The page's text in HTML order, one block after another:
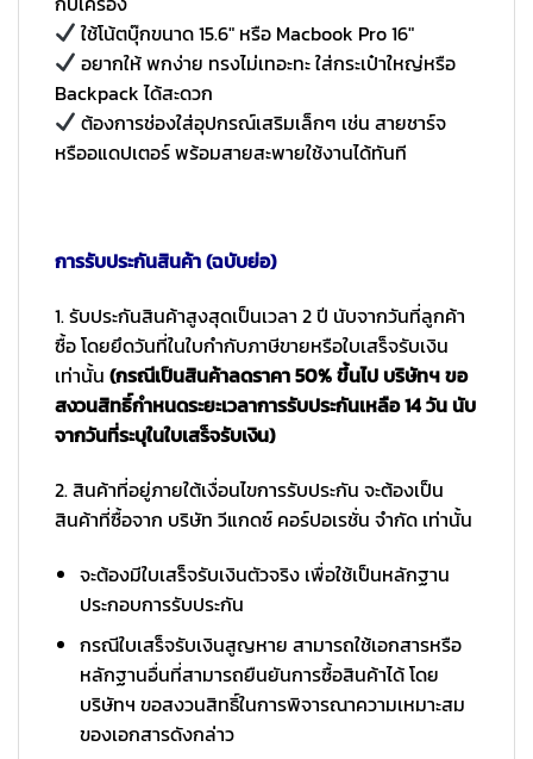
ใช้โน้ตบุ๊กขนาด 15.6″ หรือ Macbook Pro 16″
อยากให้ พกง่าย ทรงไม่เทอะทะ ใส่กระเป๋าใหญ่หรือ
Backpack ได้สะดวก
ต้องการช่องใส่อุปกรณ์เสริมเล็กๆ เช่น สายชาร์จ
หรืออแดปเตอร์ พร้อมสายสะพายใช้งานได้ทันที
การรับประกันสินค้า (ฉบับย่อ)
1. รับประกันสินค้าสูงสุดเป็นเวลา 2 ปี นับจากวันที่ลูกค้า
ซื้อ โดยยึดวันที่ในใบกำกับภาษีขายหรือใบเสร็จรับเงิน
เท่านั้น (กรณีเป็นสินค้าลดราคา 50% ขึ้นไป บริษัทฯ ขอ
สงวนสิทธิ์กำหนดระยะเวลาการรับประกันเหลือ 14 วัน นับ
จากวันที่ระบุในใบเสร็จรับเงิน)
2. สินค้าที่อยู่ภายใต้เงื่อนไขการรับประกัน จะต้องเป็น
สินค้าที่ซื้อจาก บริษัท วีแกดซ์ คอร์ปอเรชั่น จำกัด เท่านั้น
จะต้องมีใบเสร็จรับเงินตัวจริง เพื่อใช้เป็นหลักฐาน
ประกอบการรับประกัน
กรณีใบเสร็จรับเงินสูญหาย สามารถใช้เอกสารหรือ
หลักฐานอื่นที่สามารถยืนยันการซื้อสินค้าได้ โดย
บริษัทฯ ขอสงวนสิทธิ์ในการพิจารณาความเหมาะสม
ของเอกสารดังกล่าว